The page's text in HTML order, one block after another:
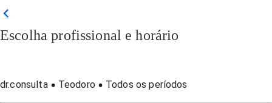
Escolha profissional e horário
dr.consulta Teodoro Todos os períodos